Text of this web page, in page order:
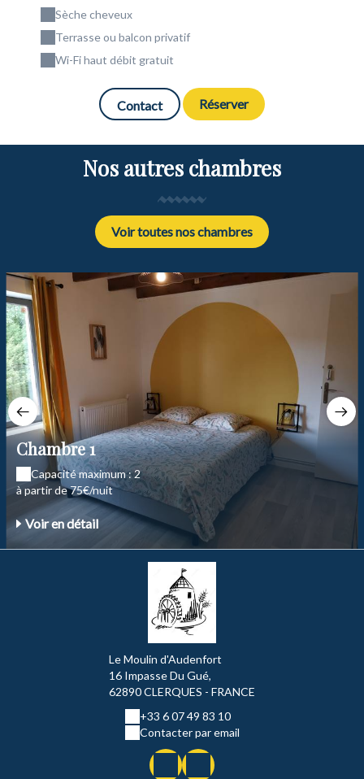
Sèche cheveux
Terrasse ou balcon privatif
Wi-Fi haut débit gratuit
Contact Réserver
Nos autres chambres
Voir toutes nos chambres
Chambre 1
Capacité maximum : 2
à partir de 75€/nuit
Voir en détail
Le Moulin d'Audenfort
16 Impasse Du Gué,
62890 CLERQUES - FRANCE
+33 6 07 49 83 10
Contacter par email